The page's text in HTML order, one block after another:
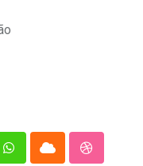
WhatsappCloud